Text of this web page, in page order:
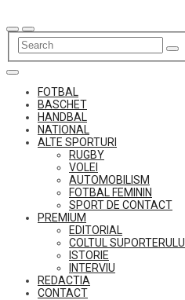
to
content
FOTBAL
BASCHET
HANDBAL
NATIONAL
ALTE SPORTURI
RUGBY
VOLEI
AUTOMOBILISM
FOTBAL FEMININ
SPORT DE CONTACT
PREMIUM
EDITORIAL
COLTUL SUPORTERULUI
ISTORIE
INTERVIU
REDACTIA
CONTACT